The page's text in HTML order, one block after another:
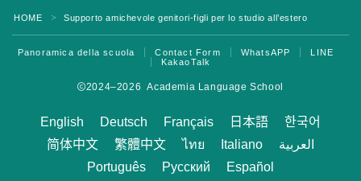
HOME ＞ Supporto amichevole genitori-figli per lo studio all’estero
Panoramica della scuola Contact Form WhatsAPP
LINE
KakaoTalk
2024–2026 Academia Language School
English Deutsch Français 日本語
한국어
简体中文
繁體中文 ไทย Italiano
العربية
Português
Русский Español